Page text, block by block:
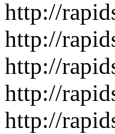
http://
http://
http://
http://
http://